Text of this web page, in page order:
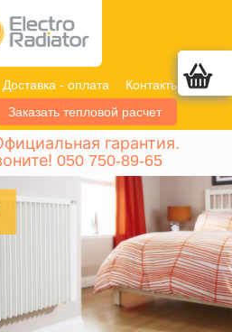
Доставка - оплата
Контакты
Заказать тепловой расчет
гарантия.
050 750-89-65